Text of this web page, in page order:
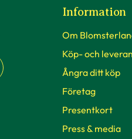
Information
Om
Köp- och
Ångra ditt köp
Företag
Presentkort
Press & media